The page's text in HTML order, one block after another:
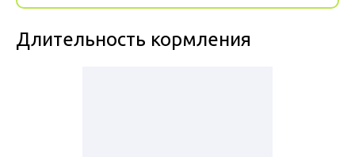
Длительность кормления